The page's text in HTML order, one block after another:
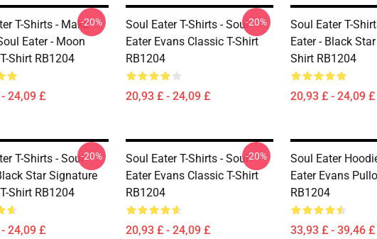
T-Shirts - Maka
Eater - Moon
Shirt RB1204
24,09 £
-20%
Soul Eater T-Shirts - Soul
Eater Evans Classic T-Shirt
RB1204
20,93 £ - 24,09 £
-20%
Soul Eater T-
Eater - Black
Shirt RB1204
20,93 £ - 24,09 £
T-Shirts - Soul
Star Signature
Shirt RB1204
24,09 £
-20%
Soul Eater T-Shirts - Soul
Eater Evans Classic T-Shirt
RB1204
20,93 £ - 24,09 £
-20%
Soul Eater
Eater Evans
RB1204
33,93 £ - 39,46 £